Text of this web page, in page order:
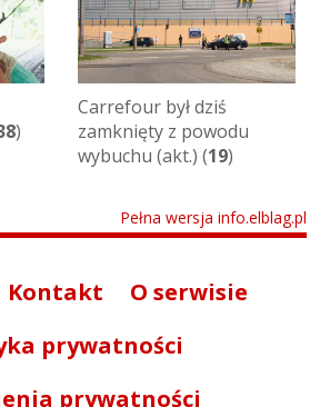
)
Carrefour był dziś
zamknięty z powodu
wybuchu (akt.) (19)
Pełna wersja info.elblag.pl
Kontakt
O serwisie
prywatności
prywatności